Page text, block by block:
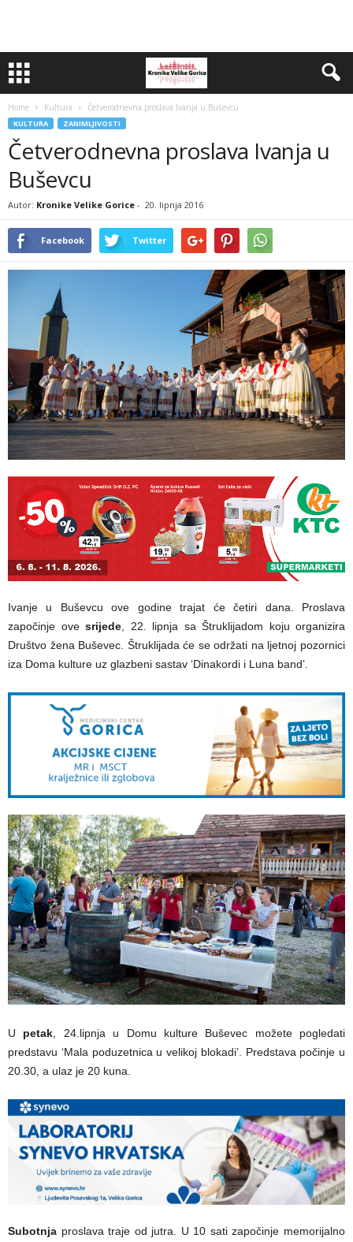
Home Kultura Četverodnevna proslava Ivanja u Buševcu
KULTURA ZANIMLJIVOSTI
Četverodnevna proslava Ivanja u
Buševcu
Autor: Kronike Velike Gorice - 20. lipnja 2016
Facebook Twitter
Ivanje u Buševcu ove godine trajat će četiri dana. Proslava
započinje ove srijede, 22. lipnja sa Štruklijadom koju organizira
Društvo žena Buševec. Štruklijada će se održati na ljetnoj pozornici
iza Doma kulture uz glazbeni sastav ‘Dinakordi i Luna band’.
U petak , 24.lipnja u Domu kulture Buševec možete pogledati
predstavu ‘Mala poduzetnica u velikoj blokadi’. Predstava počinje u
20.30, a ulaz je 20 kuna.
Subotnja proslava traje od jutra. U 10 sati započinje memorijalno